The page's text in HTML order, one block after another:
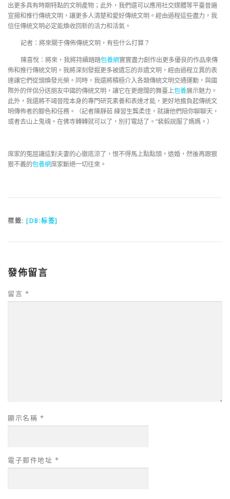
出更多具有時期特點的文明產物；此外，我們還可以應用社交媒體等平臺普遍
宣揚和推行傳統文明，讓更多人清楚和愛好傳統文明。經由過程這些盡力，我
信任傳統文明必定能煥收回新的活力和活氣。
記者：將來關于傳佈傳統文明，有些什么打算？
陳喜悅：將來，我將持續踏踏包養網實實盡力創作出更多優良的作品來傳
佈和推行傳統文明。我將深刻發掘更多被遺忘的非遺文明，經由過程立異的表
達讓它們從頭煥發光榮。同時，我還將積極介入各類傳統文明交通運動，與國
際外的伴侶分送朋友中國的傳統文明，讓它在更遼闊的舞臺上包養展示魅力。
此外，我還將不竭晉陞本身的專門研究素養和表達才能，更好地擔負起傳統文
明傳佈者的腳色和任務。（記者陳靜茹 練習生龔柔佳 ，就讓他們陪你聊聊天，
或者去山上鬼魂。在佛寺轉轉就可以了，別打電話了。”裴毅說服了媽媽。）
席家的冤屈讓這對夫妻的心徹底涼了，恨不得馬上點點頭，退婚，然後再跟狠
狠不義的包養網席家斷絕一切往來。
標籤: [DB:标签]
發佈留言
留言 *
顯示名稱 *
電子郵件地址 *